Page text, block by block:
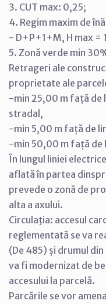
3. CUT max: 0,25;
4. Regim maxim de
- D+P+1+M, H max =
5. Zonă verde min
Retrageri ale
proprietate ale
-min 25,00 m față de
stradal,
-min 5,00 m față de
-min 50,00 m față
În lungul liniei
aflată în partea
prevede o zonă de
alta a axului.
Circulaţia: accesul
reglementată se va
(De 485) și drumul
va fi modernizat de
accesului la parcelă.
Parcările se vor